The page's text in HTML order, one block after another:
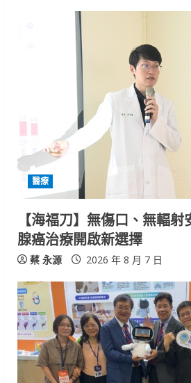
e
a
d
n
g
醫療
【海福刀】無傷口、無輻
腺癌治療開啟新選擇
蔡 永源 2026 年 8 月 7 日